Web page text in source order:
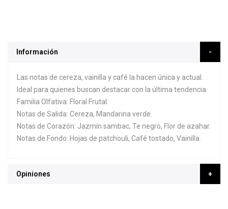
Información
Las notas de cereza, vainilla y café la hacen única y actual.
Ideal para quienes buscan destacar con la última tendencia.
Familia Olfativa: Floral Frutal.
Notas de Salida: Cereza, Mandarina verde.
Notas de Corazón: Jazmín sambac, Te negro, Flor de azahar.
Notas de Fondo: Hojas de patchouli, Café tostado, Vainilla.
Opiniones